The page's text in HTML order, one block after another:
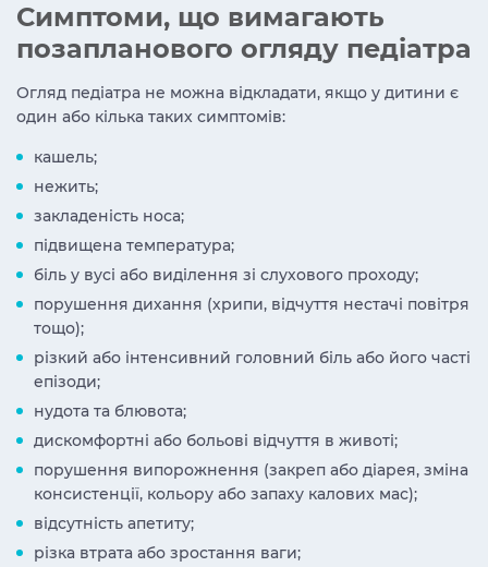
Симптоми, що вимагають
позапланового огляду педіатра
Огляд педіатра не можна відкладати, якщо у дитини є
один або кілька таких симптомів:
кашель;
нежить;
закладеність носа;
підвищена температура;
біль у вусі або виділення зі слухового проходу;
порушення дихання (хрипи, відчуття нестачі повітря
тощо);
різкий або інтенсивний головний біль або його часті
епізоди;
нудота та блювота;
дискомфортні або больові відчуття в животі;
порушення випорожнення (закреп або діарея, зміна
консистенції, кольору або запаху калових мас);
відсутність апетиту;
різка втрата або зростання ваги;